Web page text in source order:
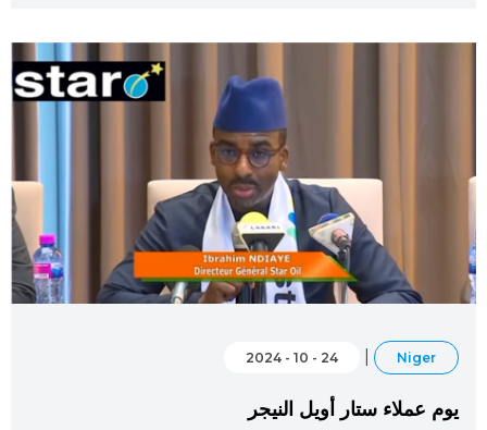
Niger
24 - 10 - 2024
يوم عملاء ستار أويل النيجر